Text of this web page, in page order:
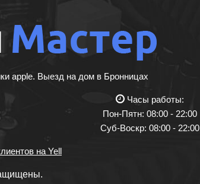
apple. Выезд на дом в Бронницах
Часы работы:
Пон-Пятн: 08:00 - 22:00
Суб-Воскр: 08:00 - 22:00
на Yell